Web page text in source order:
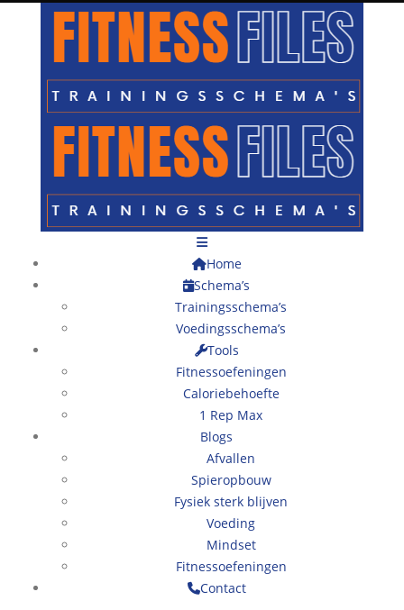
Home
Schema’s
Trainingsschema’s
Voedingsschema’s
Tools
Fitnessoefeningen
Caloriebehoefte
1 Rep Max
Blogs
Afvallen
Spieropbouw
Fysiek sterk blijven
Voeding
Mindset
Fitnessoefeningen
Contact